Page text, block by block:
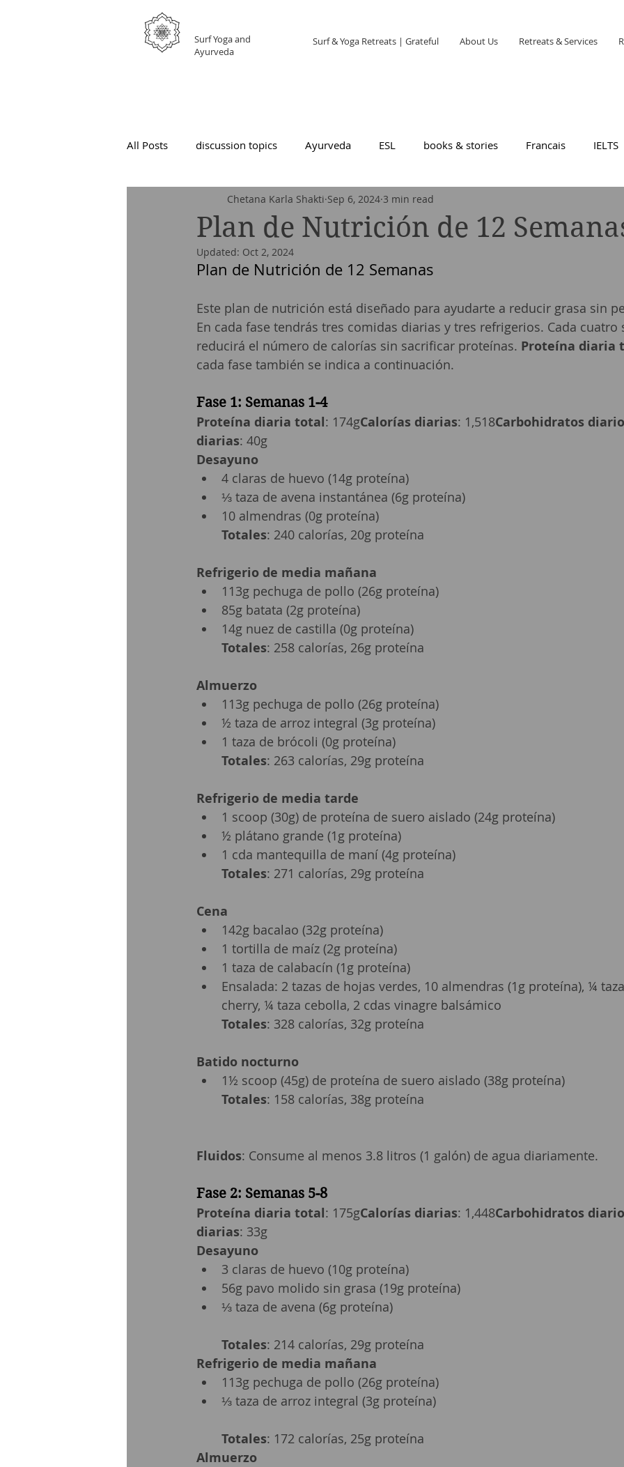
Surf Yoga and
Ayurveda
Surf & Yoga Retreats | Grateful About Us Retreats & Services
All Posts discussion topics Ayurveda ESL books & stories Francais IELTS
Plan de Nutrición de 12
Chetana Karla Shakti Sep 6, 2024 3 min read
Updated: Oct 2, 2024
Plan de Nutrición de 12 Semanas
Este plan de nutrición está diseñado para ayudarte a reducir grasa sin
En cada fase tendrás tres comidas diarias y tres refrigerios. Cada cuatro
reducirá el número de calorías sin sacrificar proteínas. Proteína diaria
cada fase también se indica a continuación.
Fase 1: Semanas 1-4
Proteína diaria total: 174gCalorías diarias: 1,518Carbohidratos
diarias: 40g
Desayuno
4 claras de huevo (14g proteína)
⅓ taza de avena instantánea (6g proteína)
10 almendras (0g proteína)
Totales: 240 calorías, 20g proteína
Refrigerio de media mañana
113g pechuga de pollo (26g proteína)
85g batata (2g proteína)
14g nuez de castilla (0g proteína)
Totales: 258 calorías, 26g proteína
Almuerzo
113g pechuga de pollo (26g proteína)
½ taza de arroz integral (3g proteína)
1 taza de brócoli (0g proteína)
Totales: 263 calorías, 29g proteína
Refrigerio de media tarde
1 scoop (30g) de proteína de suero aislado (24g proteína)
½ plátano grande (1g proteína)
1 cda mantequilla de maní (4g proteína)
Totales: 271 calorías, 29g proteína
Cena
142g bacalao (32g proteína)
1 tortilla de maíz (2g proteína)
1 taza de calabacín (1g proteína)
Ensalada: 2 tazas de hojas verdes, 10 almendras (1g proteína), ¼
cherry, ¼ taza cebolla, 2 cdas vinagre balsámico
Totales: 328 calorías, 32g proteína
Batido nocturno
1½ scoop (45g) de proteína de suero aislado (38g proteína)
Totales: 158 calorías, 38g proteína
Fluidos: Consume al menos 3.8 litros (1 galón) de agua diariamente.
Fase 2: Semanas 5-8
Proteína diaria total: 175gCalorías diarias: 1,448Carbohidratos
diarias: 33g
Desayuno
3 claras de huevo (10g proteína)
56g pavo molido sin grasa (19g proteína)
⅓ taza de avena (6g proteína)
Totales: 214 calorías, 29g proteína
Refrigerio de media mañana
113g pechuga de pollo (26g proteína)
⅓ taza de arroz integral (3g proteína)
Totales: 172 calorías, 25g proteína
Almuerzo